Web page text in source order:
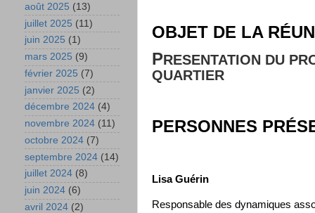
OBJET DE LA
PRESENTATION DU
QUARTIER
PERSONNES
Lisa Guérin
Responsable des dynamiques
août 2025 (13)
juillet 2025 (11)
juin 2025 (1)
mars 2025 (9)
février 2025 (7)
janvier 2025 (2)
décembre 2024 (4)
novembre 2024 (11)
octobre 2024 (7)
septembre 2024 (14)
juillet 2024 (8)
juin 2024 (6)
avril 2024 (2)